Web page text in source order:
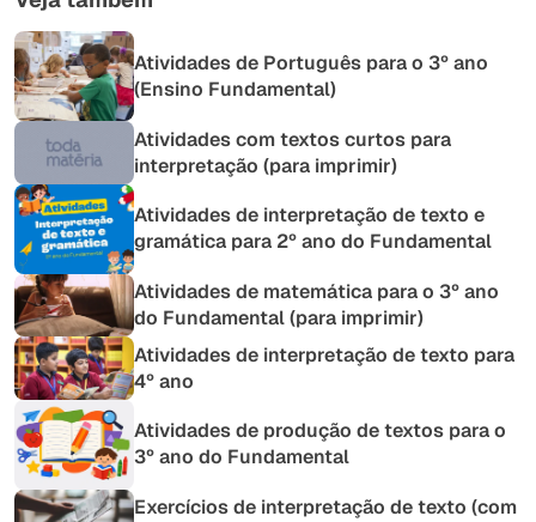
Atividades de Português para o 3º ano
(Ensino Fundamental)
Atividades com textos curtos para
interpretação (para imprimir)
Atividades de interpretação de texto e
gramática para 2º ano do Fundamental
Atividades de matemática para o 3º ano
do Fundamental (para imprimir)
Atividades de interpretação de texto para
4º ano
Atividades de produção de textos para o
3º ano do Fundamental
Exercícios de interpretação de texto (com